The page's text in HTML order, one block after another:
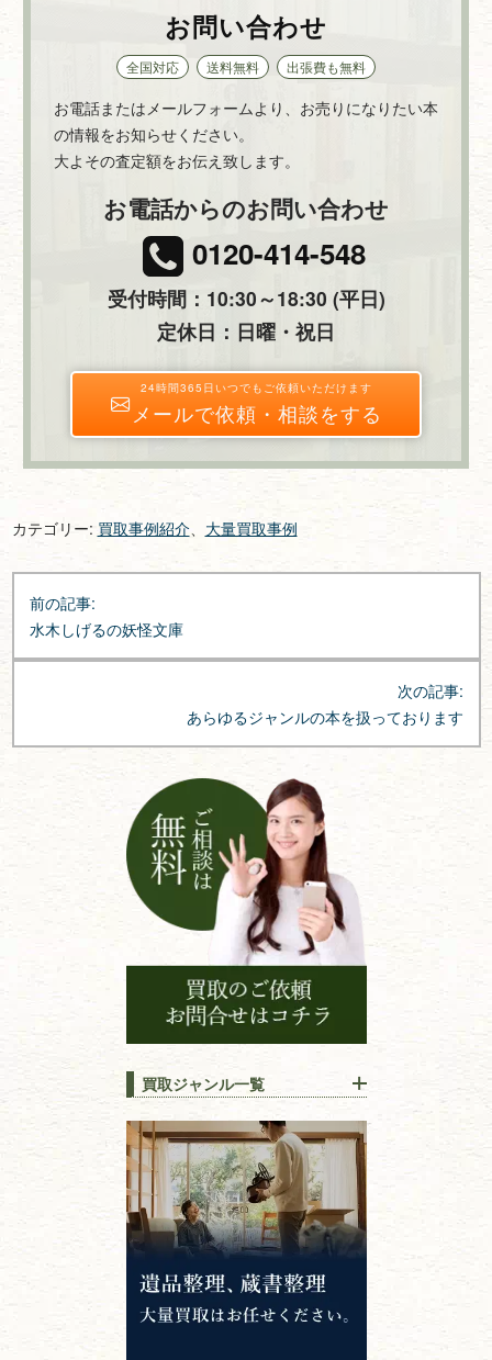
お問い合わせ
全国対応 送料無料 出張費も無料
お電話またはメールフォームより、お売りになりたい本
の情報をお知らせください。
大よその査定額をお伝え致します。
お電話からのお問い合わせ
0120-414-548
受付時間：10:30～18:30 (平日)
定休日：日曜・祝日
24時間365日いつでもご依頼いただけます
メールで依頼・相談をする
カテゴリー: 買取事例紹介、 大量買取事例
投
稿
ナ
ョ
前の記事:
水木しげるの妖怪文庫
次の記事:
あらゆるジャンルの本を扱っております
買取ジャンル一覧
江戸時代の書物
唐本・漢籍・
中国書物・朝鮮本
錦絵・浮世絵・版画・刷り物
専門書・ 学術書
哲学書・思想書